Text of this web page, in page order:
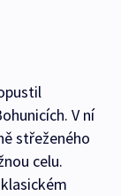
V ní
střeženého
celu.